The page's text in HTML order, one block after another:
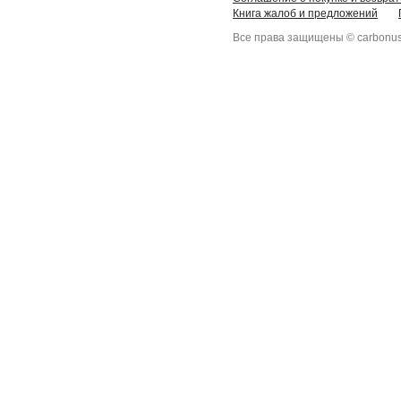
Книга жалоб и предложений
Все права защищены ©